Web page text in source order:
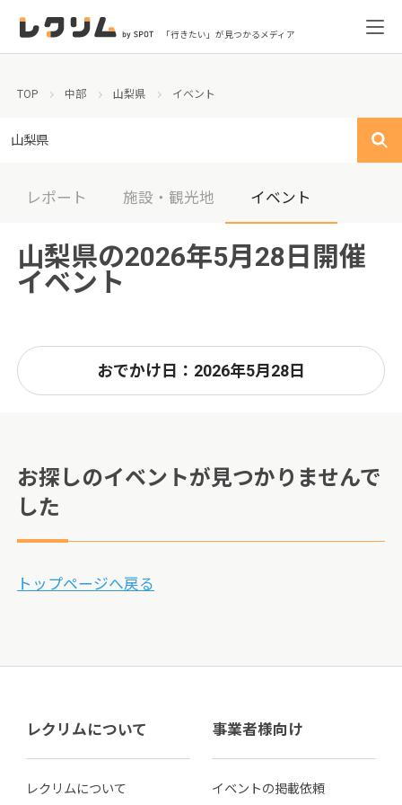
「行きたい」が見つかるメディア
TOP 中部 山梨県 イベント
山梨県
レポート 施設・観光地 イベント
山梨県の2026年5月28日開催
イベント
おでかけ日：2026年5月28日
お探しのイベントが見つかりませんで
した
トップページへ戻る
レクリムについて
レクリムについて
事業者様向け
イベントの掲載依頼